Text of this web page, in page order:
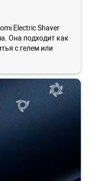
Electric Shaver
Она подходит как
с гелем или